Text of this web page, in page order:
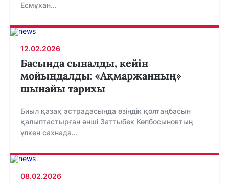
Есмұхан...
12.02.2026
Басында сыналды, кейін
мойындалды: «Ақмаржанның»
шынайы тарихы
Биыл қазақ эстрадасында өзіндік қолтаңбасын
қалыптастырған әнші Заттыбек Көпбосыновтың
үлкен сахнада...
08.02.2026